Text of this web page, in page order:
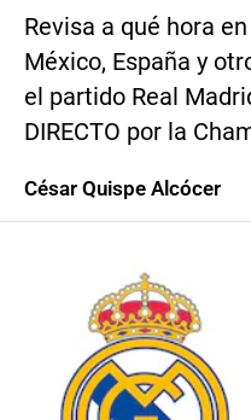
Revisa a qué hora
México, España y
el partido Real
DIRECTO por la
César Quispe Alcócer